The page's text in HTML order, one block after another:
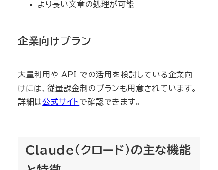
より長い文章の処理が可能
企業向けプラン
大量利用や API での活用を検討している企業向
けには、従量課金制のプランも用意されています。
詳細は公式サイトで確認できます。
Claude（クロード）の主な機能